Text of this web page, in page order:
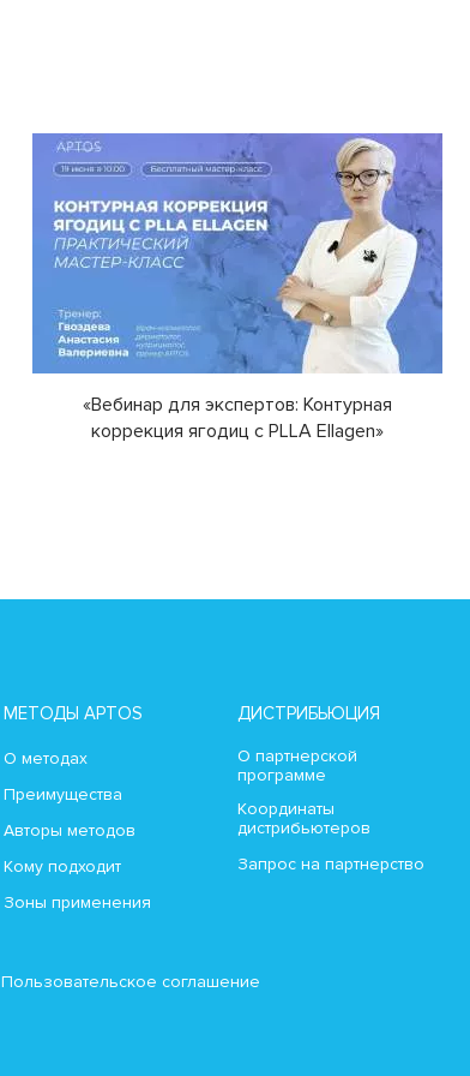
«Вебинар для экспертов: Контурная
коррекция ягодиц с PLLA Ellagen»
МЕТОДЫ APTOS
О методах
Преимущества
Авторы методов
Кому подходит
Зоны применения
ДИСТРИБЬЮЦИЯ
О партнерской
программе
Координаты
дистрибьютеров
Запрос на партнерство
Пользовательское соглашение